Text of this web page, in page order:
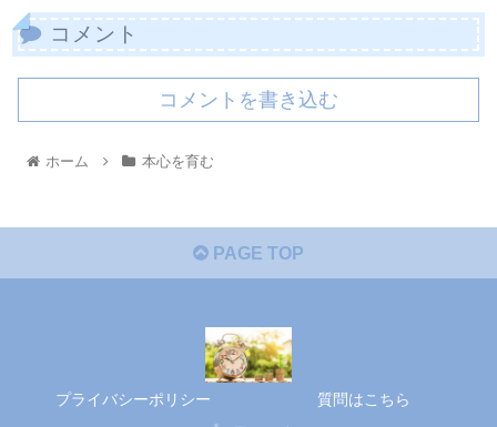
コメント
コメントを書き込む
ホーム 本心を育む
PAGE TOP
プライバシーポリシー
質問はこちら